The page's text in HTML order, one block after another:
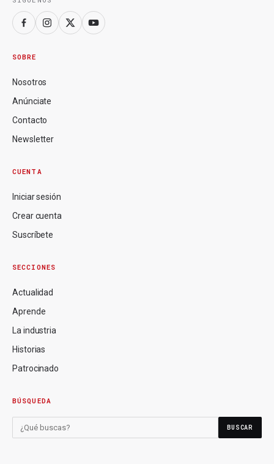
SOBRE
Nosotros
Anúnciate
Contacto
Newsletter
CUENTA
Iniciar sesión
Crear cuenta
Suscríbete
SECCIONES
Actualidad
Aprende
La industria
Historias
Patrocinado
BÚSQUEDA
BUSCAR